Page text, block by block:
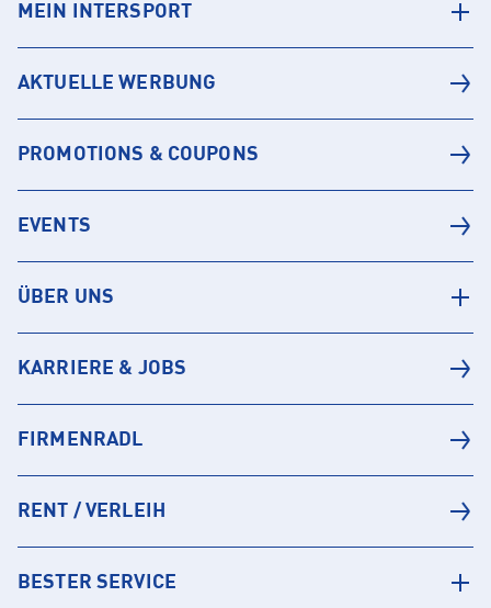
MEIN INTERSPORT
AKTUELLE WERBUNG
PROMOTIONS & COUPONS
EVENTS
ÜBER UNS
KARRIERE & JOBS
FIRMENRADL
RENT / VERLEIH
BESTER SERVICE